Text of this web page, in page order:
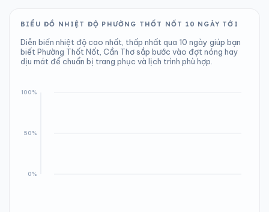
BIỂU ĐỒ NHIỆT ĐỘ PHƯỜNG THỐT NỐT 10 NGÀY TỚI
Diễn biến nhiệt độ cao nhất, thấp nhất qua 10 ngày giúp bạn
biết Phường Thốt Nốt, Cần Thơ sắp bước vào đợt nóng hay
dịu mát để chuẩn bị trang phục và lịch trình phù hợp.